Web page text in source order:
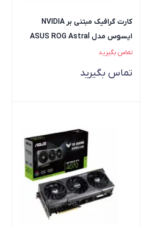
کارت گرافیک مبتنی بر NVIDIA
ایسوس مدل ASUS ROG Astral
RTX 5090 O32G GAMING
تماس بگیرید
تماس بگیرید